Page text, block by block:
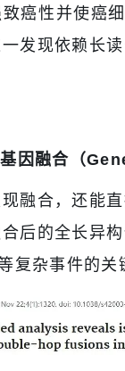
癌性并使癌
发现依赖长
因融合（
融合，还能
后的全长异
复杂事件的关